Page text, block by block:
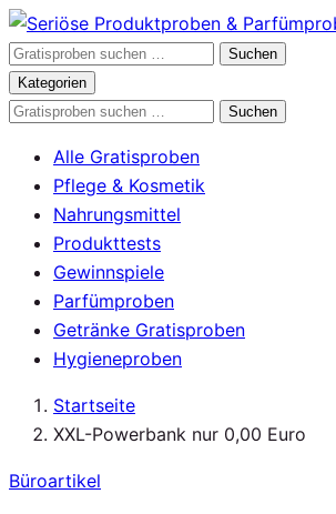
Zum
Inhalt
springen
Gratisproben
durchsuchen
Suchen
Kategorien
Gratisproben
Suchen
Alle Gratisproben
Pflege & Kosmetik
Nahrungsmittel
Produkttests
Gewinnspiele
Parfümproben
Getränke Gratisproben
Hygieneproben
Startseite
XXL-Powerbank nur 0,00 Euro
Büroartikel